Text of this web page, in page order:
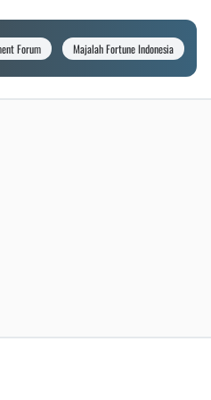
Forum Majalah Fortune Indonesia